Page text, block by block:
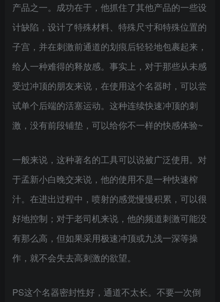
产品之一。成功在于，他抓住了其他产品的一些设
计缺陷，设计了特殊材料、特殊尺寸和特殊位置的
子宫，并在刺激前通道的划痕后轻轻地包裹起来，
给人一种难得的释放感。事实上，对于那些从未感
受过冲顶的朋友来说，在使用这个名器时，可以尝
试单个后端的活塞运动。这种连续快速冲顶的刺
激，没有前段铺垫，可以给你不一样的快感体验~
一般来说，这种著名的工具可以说被广泛使用。对
于孟新小白晚交来说，他的使用不是一种快速榨
汁。在进出过程中，喷射的感觉慢慢积累，可以很
好地控制；对于老司机来说，他的频道刺激可能没
有那么高，但如果采用极速冲顶或九浅一深等操
作，就不会失去高刺激的欲望。
PS这个名器密封性好，通道不太长。不要一次倒